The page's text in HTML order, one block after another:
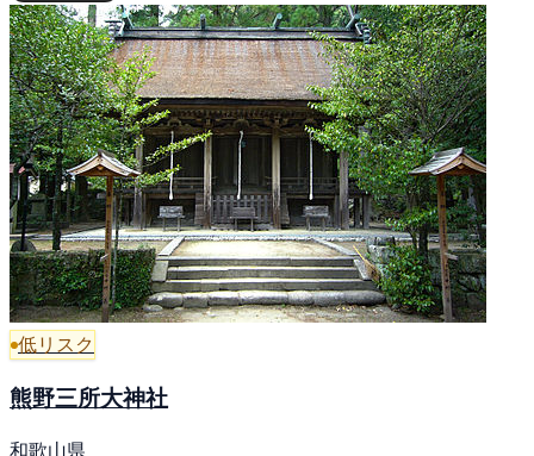
低リスク
熊野三所大神社
和歌山県